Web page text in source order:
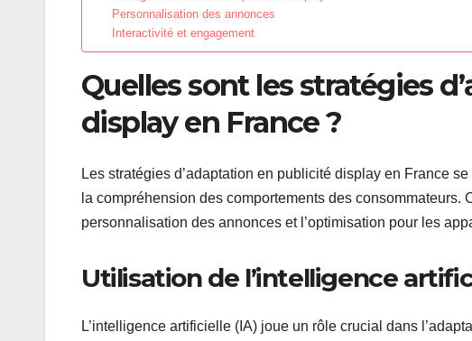
Personnalisation des annonces
Interactivité et engagement
Quelles sont les stratégies
display en France ?
Les stratégies d’adaptation en publicité display en France
la compréhension des comportements des consommateurs.
personnalisation des annonces et l’optimisation pour les
Utilisation de l’intelligence
L’intelligence artificielle (IA) joue un rôle crucial dans